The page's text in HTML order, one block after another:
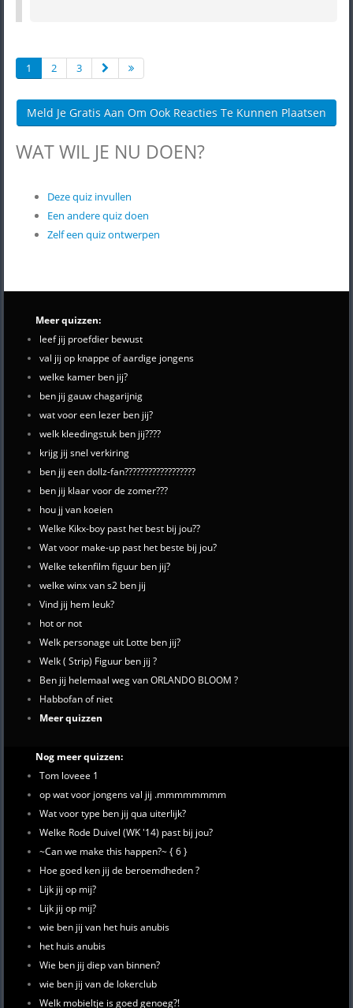
1 2 3
Meld Je Gratis Aan Om Ook Reacties Te Kunnen Plaatsen
WAT WIL JE NU DOEN?
Deze quiz invullen
Een andere quiz doen
Zelf een quiz ontwerpen
Meer quizzen:
leef jij proefdier bewust
val jij op knappe of aardige jongens
welke kamer ben jij?
ben jij gauw chagarijnig
wat voor een lezer ben jij?
welk kleedingstuk ben jij????
krijg jij snel verkiring
ben jij een dollz-fan??????????????????
ben jij klaar voor de zomer???
hou jj van koeien
Welke Kikx-boy past het best bij jou??
Wat voor make-up past het beste bij jou?
Welke tekenfilm figuur ben jij?
welke winx van s2 ben jij
Vind jij hem leuk?
hot or not
Welk personage uit Lotte ben jij?
Welk ( Strip) Figuur ben jij ?
Ben jij helemaal weg van ORLANDO BLOOM ?
Habbofan of niet
Meer quizzen
Nog meer quizzen:
Tom loveee 1
op wat voor jongens val jij .mmmmmmmm
Wat voor type ben jij qua uiterlijk?
Welke Rode Duivel (WK '14) past bij jou?
~Can we make this happen?~ { 6 }
Hoe goed ken jij de beroemdheden ?
Lijk jij op mij?
Lijk jij op mij?
wie ben jij van het huis anubis
het huis anubis
Wie ben jij diep van binnen?
wie ben jij van de lokerclub
Welk mobieltje is goed genoeg?!